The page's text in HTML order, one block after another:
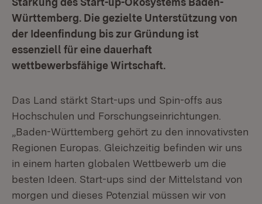
Württemberg. Die gezielte Unterstützung von
der Ideenfindung bis zur Gründung ist
essenziell für eine dauerhaft
wettbewerbsfähige Wirtschaft.
Das Land stärkt Start-ups und Spin-offs aus
Hochschulen und Forschungseinrichtungen.
„Baden-Württemberg gehört zu den innovativsten
Regionen Europas. Gleichzeitig befinden wir uns
in einem harten globalen Wettbewerb um die
besten Ideen. Start-ups sind der Mittelstand von
morgen und dieses Potenzial müssen wir von